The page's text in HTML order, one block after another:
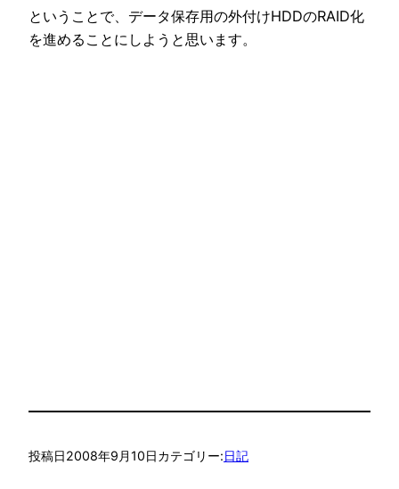
ということで、データ保存用の外付けHDDのRAID化
を進めることにしようと思います。
投稿日2008年9月10日カテゴリー:日記